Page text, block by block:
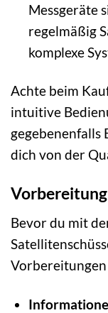
Messgeräte
regelmäßig
komplexe
Achte beim
intuitive
gegebenenfalls
dich von der
Bevor du mit